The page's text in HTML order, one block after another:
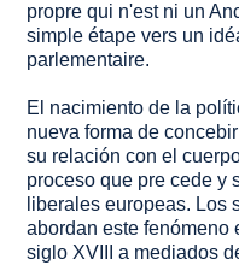
propre qui n'est ni un
simple étape vers un
parlementaire.
El nacimiento de la
nueva forma de
su relación con el
proceso que pre cede y
liberales europeas. Los
abordan este fenómeno
siglo XVIII a mediados